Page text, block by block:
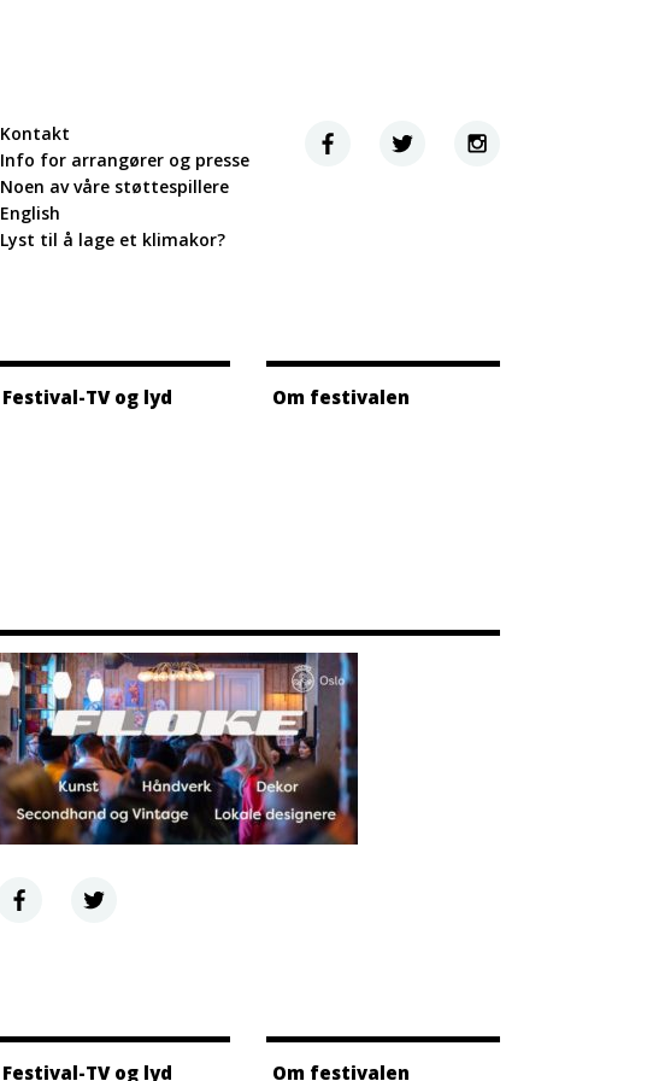
Kontakt
Info for arrangører og presse
Noen av våre støttespillere
English
Lyst til å lage et klimakor?
Festival-TV og lyd Om festivalen
Festival-TV og lyd Om festivalen